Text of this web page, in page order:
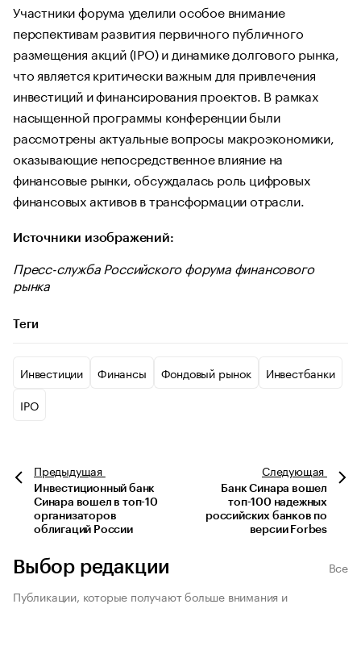
Участники форума уделили особое внимание
перспективам развития первичного публичного
размещения акций (IPO) и динамике долгового рынка,
что является критически важным для привлечения
инвестиций и финансирования проектов. В рамках
насыщенной программы конференции были
рассмотрены актуальные вопросы макроэкономики,
оказывающие непосредственное влияние на
финансовые рынки, обсуждалась роль цифровых
финансовых активов в трансформации отрасли.
Источники изображений:
Пресс-служба Российского форума финансового
рынка
Теги
Инвестиции Финансы Фондовый рынок
Инвестбанки
IPO
Предыдущая
Инвестиционный банк
Синара вошел в топ-10
организаторов
облигаций России
Следующая
Банк Синара вошел
топ-100 надежных
российских банков по
версии Forbes
Выбор редакции
Все
Публикации, которые получают больше внимания и